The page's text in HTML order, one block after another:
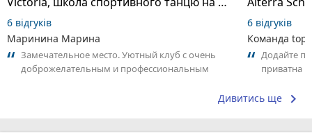
6 відгуків
Маринина Марина
Замечательное место. Уютный клуб с очень
доброжелательным и профессиональным
6 відгуків
Команда
Додайте
приватна
Дивитись ще keyboard_arrow_right